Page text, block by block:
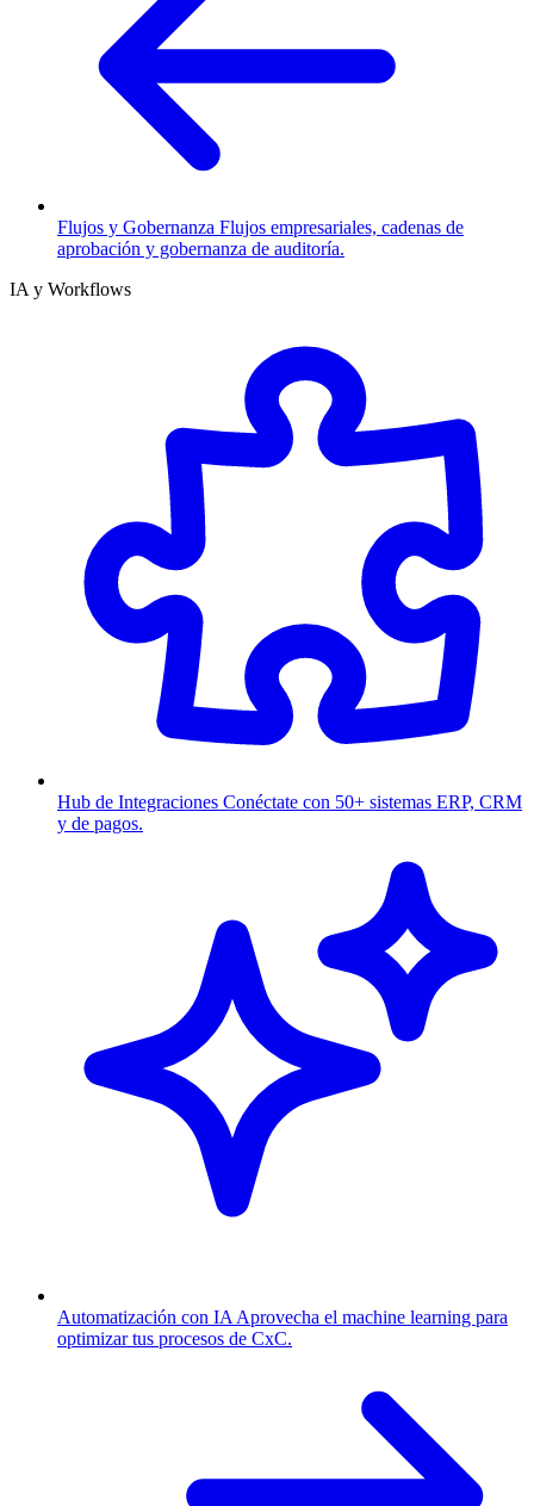
Flujos y Gobernanza Flujos empresariales, cadenas de
aprobación y gobernanza de auditoría.
IA y Workflows
Hub de Integraciones Conéctate con 50+ sistemas ERP, CRM
y de pagos.
Automatización con IA Aprovecha el machine learning para
optimizar tus procesos de CxC.